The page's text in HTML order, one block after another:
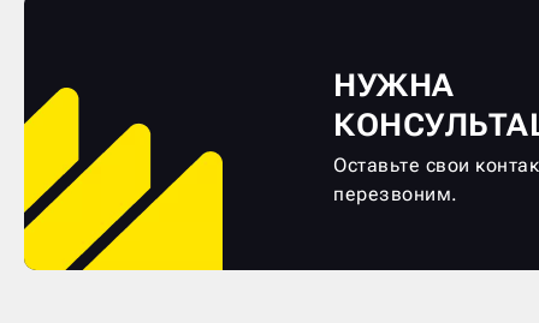
НУЖНА
Оставьте свои
перезвоним.